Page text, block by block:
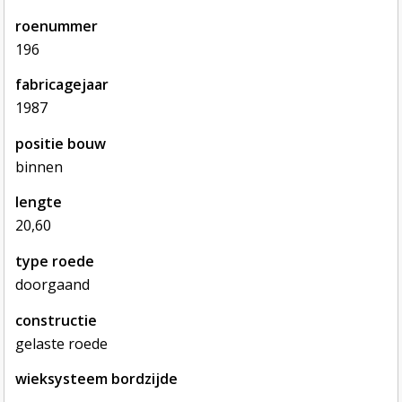
roenummer
196
fabricagejaar
1987
positie bouw
binnen
lengte
20,60
type roede
doorgaand
constructie
gelaste roede
wieksysteem bordzijde